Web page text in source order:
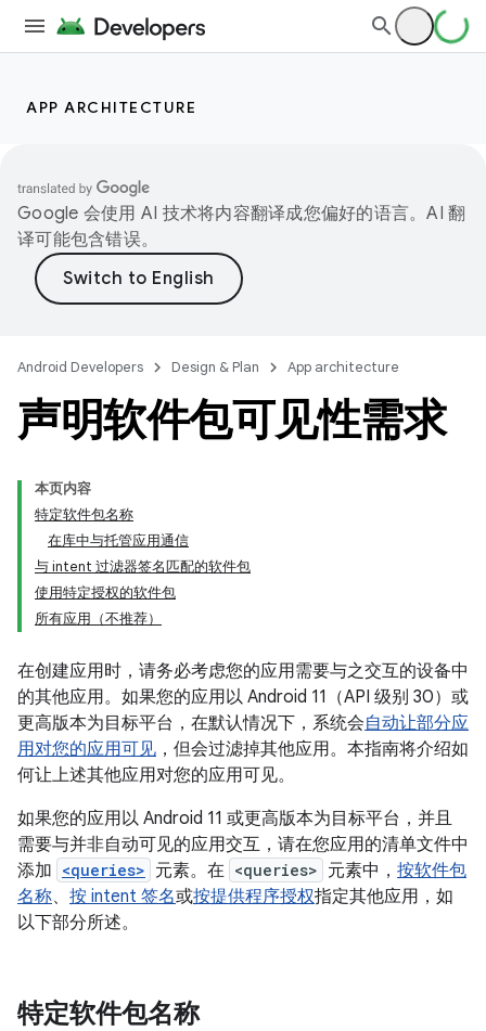
APP ARCHITECTURE
Google 会使用 AI 技术将内容翻译成您偏好的语言。AI 翻
译可能包含错误。
Android Developers Design & Plan App architecture
声明软件包可见性需求
本页内容
特定软件包名称
在库中与托管应用通信
与 intent 过滤器签名匹配的软件包
使用特定授权的软件包
所有应用（不推荐）
在创建应用时，请务必考虑您的应用需要与之交互的设备中
的其他应用。如果您的应用以 Android 11（API 级别 30）或
更高版本为目标平台，在默认情况下，系统会自动让部分应
用对您的应用可见 ，但会过滤掉其他应用。本指南将介绍如
何让上述其他应用对您的应用可见。
如果您的应用以 Android 11 或更高版本为目标平台，并且
需要与并非自动可见的应用交互，请在您应用的清单文件中
添加 <queries> 元素。在 <queries> 元素中， 按软件包
名称、 按 intent 签名或按提供程序授权指定其他应用，如
以下部分所述。
特定软件包名称